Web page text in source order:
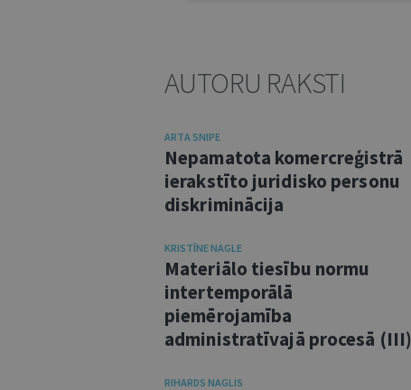
AUTORU RAKSTI
ARTA SNIPE
Nepamatota komercreģistrā
ierakstīto juridisko personu
diskriminācija
KRISTĪNE NAGLE
Materiālo tiesību normu
intertemporālā
piemērojamība
administratīvajā procesā (III)
RIHARDS NAGLIS